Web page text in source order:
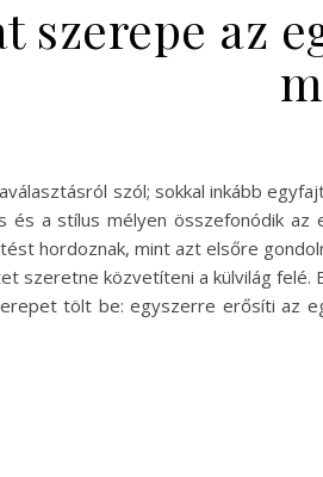
szerepe az
szól; sokkal inkább
és a stílus mélyen összefonódik
hordoznak, mint azt elsőre
szeretne közvetíteni a külvilág
tölt be: egyszerre erősíti az